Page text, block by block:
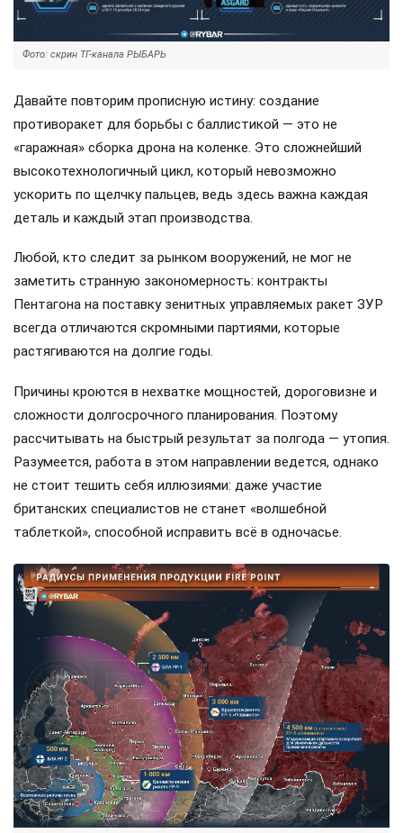
Фото: скрин ТГ-канала РЫБАРЬ
Давайте повторим прописную истину: создание
противоракет для борьбы с баллистикой — это не
«гаражная» сборка дрона на коленке. Это сложнейший
высокотехнологичный цикл, который невозможно
ускорить по щелчку пальцев, ведь здесь важна каждая
деталь и каждый этап производства.
Любой, кто следит за рынком вооружений, не мог не
заметить странную закономерность: контракты
Пентагона на поставку зенитных управляемых ракет ЗУР
всегда отличаются скромными партиями, которые
растягиваются на долгие годы.
Причины кроются в нехватке мощностей, дороговизне и
сложности долгосрочного планирования. Поэтому
рассчитывать на быстрый результат за полгода — утопия.
Разумеется, работа в этом направлении ведется, однако
не стоит тешить себя иллюзиями: даже участие
британских специалистов не станет «волшебной
таблеткой», способной исправить всё в одночасье.